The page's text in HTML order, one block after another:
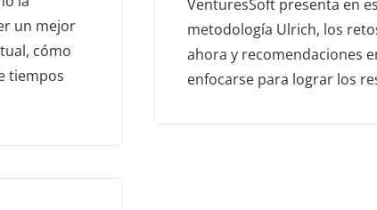
un mejor
cómo
tiempos
VenturesSoft presenta en
metodología Ulrich, los
ahora y recomendaciones
enfocarse para lograr los